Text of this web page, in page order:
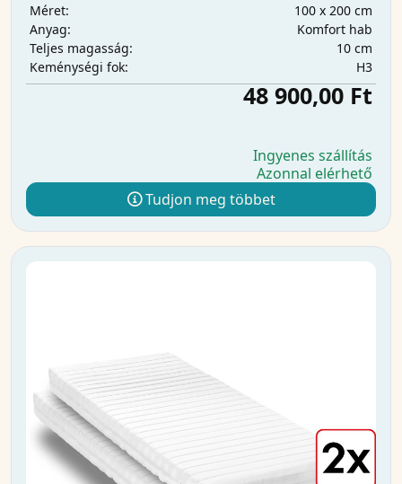
Méret:
100 x 200 cm
Anyag:
Komfort hab
Teljes magasság:
10 cm
Keménységi fok:
H3
48 900,00 Ft
Ingyenes szállítás
Azonnal elérhető
Tudjon meg többet